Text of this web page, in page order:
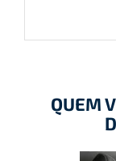
QUEM